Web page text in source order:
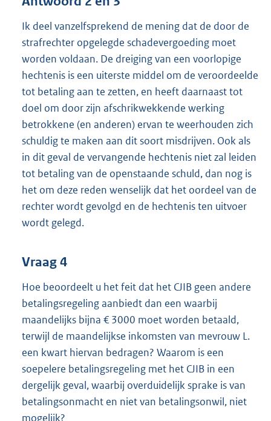
Ik deel vanzelfsprekend de mening dat de door de
strafrechter opgelegde schadevergoeding moet
worden voldaan. De dreiging van een voorlopige
hechtenis is een uiterste middel om de veroordeelde
tot betaling aan te zetten, en heeft daarnaast tot
doel om door zijn afschrikwekkende werking
betrokkene (en anderen) ervan te weerhouden zich
schuldig te maken aan dit soort misdrijven. Ook als
in dit geval de vervangende hechtenis niet zal leiden
tot betaling van de openstaande schuld, dan nog is
het om deze reden wenselijk dat het oordeel van de
rechter wordt gevolgd en de hechtenis ten uitvoer
wordt gelegd.
Vraag 4
Hoe beoordeelt u het feit dat het CJIB geen andere
betalingsregeling aanbiedt dan een waarbij
maandelijks bijna € 3000 moet worden betaald,
terwijl de maandelijkse inkomsten van mevrouw L.
een kwart hiervan bedragen? Waarom is een
soepelere betalingsregeling met het CJIB in een
dergelijk geval, waarbij overduidelijk sprake is van
betalingsonmacht en niet van betalingsonwil, niet
mogelijk?